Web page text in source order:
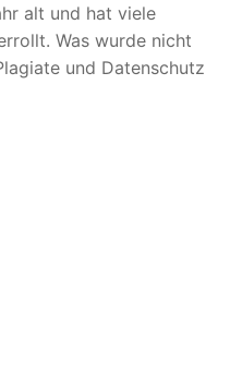
alt und hat viele
Was wurde nicht
und Datenschutz